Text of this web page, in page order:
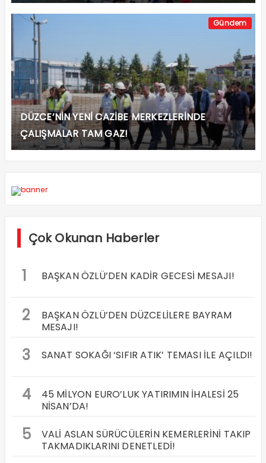
Gündem
DÜZCE’NİN YENİ CAZİBE MERKEZLERİNDE
ÇALIŞMALAR TAM GAZ!
Çok Okunan Haberler
1 BAŞKAN ÖZLÜ’DEN KADİR GECESİ MESAJI!
2
BAŞKAN ÖZLÜ’DEN DÜZCELİLERE BAYRAM
MESAJI!
3 SANAT SOKAĞI ‘SIFIR ATIK’ TEMASI İLE AÇILDI!
4
45 MİLYON EURO’LUK YATIRIMIN İHALESİ 25
NİSAN’DA!
5
VALİ ASLAN SÜRÜCÜLERİN KEMERLERİNİ TAKIP
TAKMADIKLARINI DENETLEDİ!